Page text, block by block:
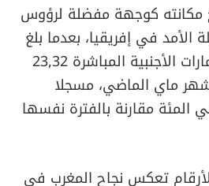
مكانته كوجهة مفضلة لرؤوس
الأمد في إفريقيا، بعدما بلغ
صافي تدفق الاستثمارات الأجنبية المباشرة 23,32
ماي الماضي، مسجلا
بنسبة 41,8 في المئة مقارنة بالفترة نفسها
تعكس نجاح المغرب في